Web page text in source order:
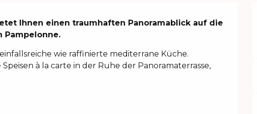
Ihnen einen traumhaften Panoramablick auf die
Pampelonne.
wie raffinierte mediterrane Küche.
à la carte in der Ruhe der Panoramaterrasse,